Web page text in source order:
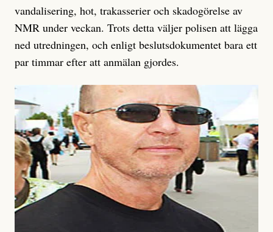
vandalisering, hot, trakasserier och skadogörelse av
NMR under veckan. Trots detta väljer polisen att lägga
ned utredningen, och enligt beslutsdokumentet bara ett
par timmar efter att anmälan gjordes.